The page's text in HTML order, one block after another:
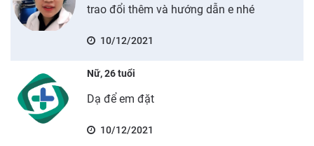
trao đổi thêm và hướng dẫn e nhé
10/12/2021
Nữ, 26 tuổi
Dạ để em đặt
10/12/2021